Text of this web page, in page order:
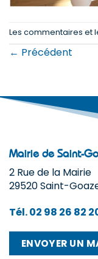
Les commentaires et
← Précédent
Mairie de Saint-
2 Rue de la Mairie
29520 Saint-
Tél. 02 98 26 82
ENVOYER UN